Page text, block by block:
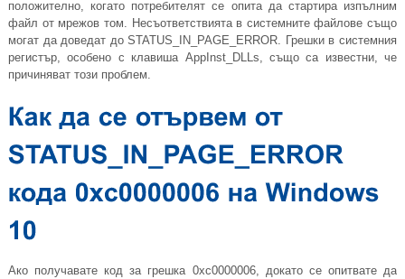
положително, когато потребителят се опита да стартира изпълним
файл от мрежов том. Несъответствията в системните файлове също
могат да доведат до STATUS_IN_PAGE_ERROR. Грешки в системния
регистър, особено с клавиша AppInst_DLLs, също са известни, че
причиняват този проблем.
Ако получавате код за грешка 0xc0000006, докато се опитвате да